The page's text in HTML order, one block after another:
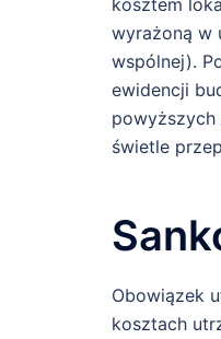
kosztem
wyrażoną w
wspólnej).
ewidencji
powyższych
świetle
Obowiązek
kosztach